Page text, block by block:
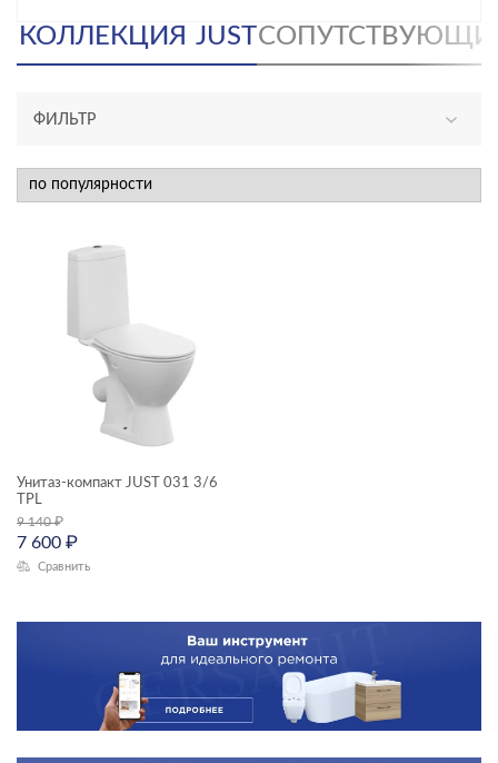
КОЛЛЕКЦИЯ JUST
ФИЛЬТР
унитазы, биде, писсуары
ТИП ПРОДУКТА
Унитаз-компакт JUST 031 3/6
TPL
9 140₽
7 600 ₽
Сравнить